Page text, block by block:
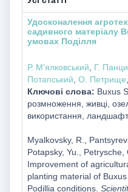
Удосконалення
садивного матеріалу
умовах Поділля
Р. М’ялковський Г.
Потапський О. Петрище
Ключові слова: Buxus
розмноження, живці,
використання,
Myalkovsky, R.,
Potapsky, Yu., Petrysche,
Improvement of
planting material of
Podillia conditions.